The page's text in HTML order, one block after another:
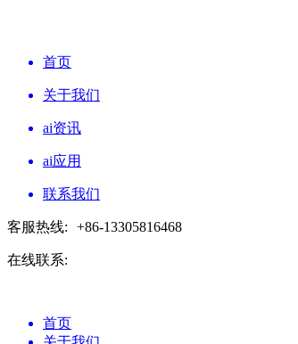
首页
关于我们
ai资讯
ai应用
联系我们
客服热线: +86-13305816468
在线联系:
首页